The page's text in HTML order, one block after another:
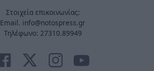
Στοιχεία επικοινωνίας:
Email. info@notospress.gr
Τηλέφωνο: 27310.89949